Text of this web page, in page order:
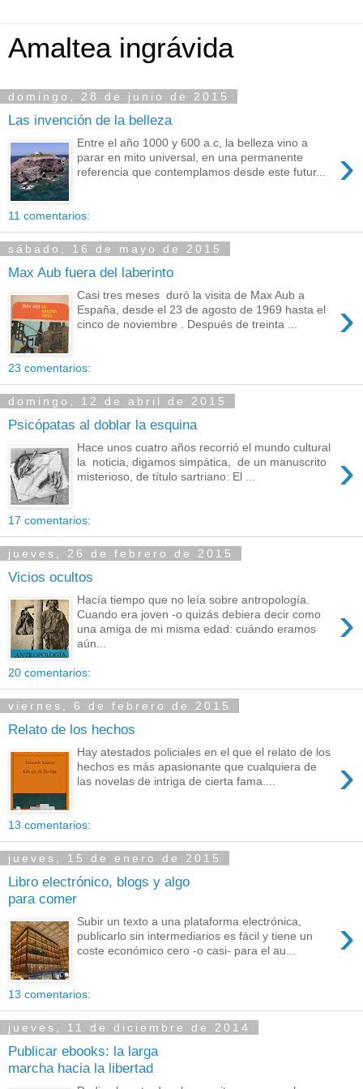
Amaltea ingrávida
domingo, 28 de junio de 2015
Las invención de la belleza
›
Entre el año 1000 y 600 a.c, la belleza vino a
parar en mito universal, en una permanente
referencia que contemplamos desde este futur...
11 comentarios:
sábado, 16 de mayo de 2015
Max Aub fuera del laberinto
›
Casi tres meses duró la visita de Max Aub a
España, desde el 23 de agosto de 1969 hasta el
cinco de noviembre . Después de treinta ...
23 comentarios:
domingo, 12 de abril de 2015
Psicópatas al doblar la esquina
›
Hace unos cuatro años recorrió el mundo cultural
la noticia, digamos simpática, de un manuscrito
misterioso, de título sartriano: El ...
17 comentarios:
jueves, 26 de febrero de 2015
Vicios ocultos
›
Hacía tiempo que no leía sobre antropología.
Cuando era joven -o quizás debiera decir como
una amiga de mi misma edad: cuándo eramos
aún...
20 comentarios:
viernes, 6 de febrero de 2015
Relato de los hechos
›
Hay atestados policiales en el que el relato de los
hechos es más apasionante que cualquiera de
las novelas de intriga de cierta fama....
13 comentarios:
jueves, 15 de enero de 2015
Libro electrónico, blogs y algo
para comer
›
Subir un texto a una plataforma electrónica,
publicarlo sin intermediarios es fácil y tiene un
coste económico cero -o casi- para el au...
13 comentarios:
jueves, 11 de diciembre de 2014
Publicar ebooks: la larga
marcha hacia la libertad